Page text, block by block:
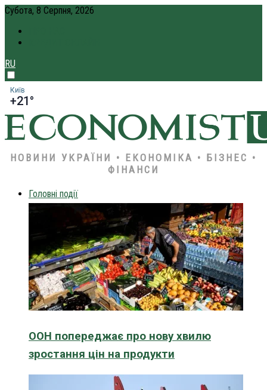
Субота, 8 Серпня, 2026
RU
Київ
+21°
НОВИНИ УКРАЇНИ • ЕКОНОМІКА • БІЗНЕС •
ФІНАНСИ
Головні події
ООН попереджає про нову хвилю
зростання цін на продукти